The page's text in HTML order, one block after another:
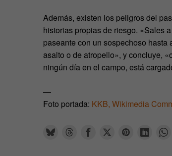
Además, existen los peligros del
historias propias de riesgo. «Sales
paseante con un sospechoso
asalto o de atropello», y concluye,
ningún día en el campo, está
—
Foto portada: KKB, Wikimedia